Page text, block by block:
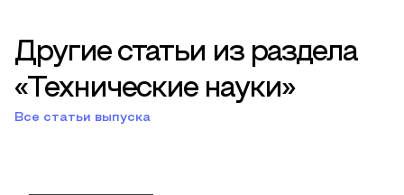
Другие статьи из раздела
«Технические науки»
Все статьи выпуска